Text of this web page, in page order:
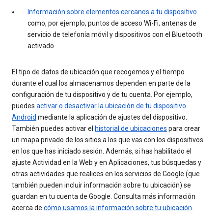
Información sobre elementos cercanos a tu dispositivo
como, por ejemplo, puntos de acceso Wi-Fi, antenas de
servicio de telefonía móvil y dispositivos con el Bluetooth
activado
El tipo de datos de ubicación que recogemos y el tiempo
durante el cual los almacenamos dependen en parte de la
configuración de tu dispositivo y de tu cuenta. Por ejemplo,
puedes activar o desactivar la ubicación de tu dispositivo
Android mediante la aplicación de ajustes del dispositivo.
También puedes activar el historial de ubicaciones para crear
un mapa privado de los sitios a los que vas con los dispositivos
en los que has iniciado sesión. Además, si has habilitado el
ajuste Actividad en la Web y en Aplicaciones, tus búsquedas y
otras actividades que realices en los servicios de Google (que
también pueden incluir información sobre tu ubicación) se
guardan en tu cuenta de Google. Consulta más información
acerca de cómo usamos la información sobre tu ubicación.